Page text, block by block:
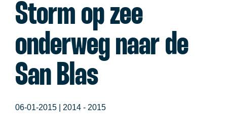
Storm op zee
onderweg naar de
San Blas
06-01-2015 | 2014 - 2015